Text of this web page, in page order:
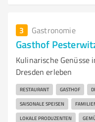
3 Gastronomie
Gasthof
Kulinarische Genüsse
Dresden erleben
RESTAURANT GASTHOF
SAISONALE SPEISEN
LOKALE PRODUZENTEN